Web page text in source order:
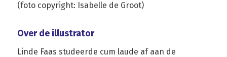
(foto copyright: Isabelle de Groot)
Over de illustrator
Linde Faas studeerde cum laude af aan de